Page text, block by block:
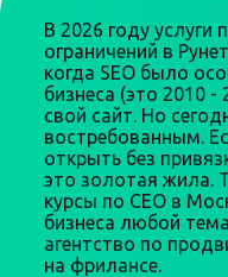
В 2026 году
ограничений в
когда SEO было
бизнеса (это 2010 -
свой сайт. Но
востребованным.
открыть без
это золотая жила.
курсы по СЕО в
бизнеса любой
агентство по
на фрилансе.